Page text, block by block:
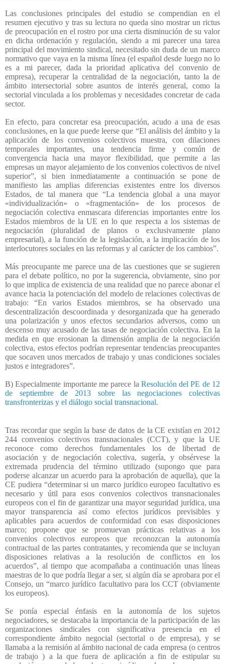
Las conclusiones principales del estudio se compendian en el
resumen ejecutivo y tras su lectura no queda sino mostrar un rictus
de preocupación en el rostro por una cierta disminución de su valor
en dicha ordenación y regulación, siendo a mi parecer una tarea
principal del movimiento sindical, necesitado sin duda de un marco
normativo que vaya en la misma línea (el español desde luego no lo
es a mi parecer, dada la prioridad aplicativa del convenio de
empresa), recuperar la centralidad de la negociación, tanto la de
ámbito intersectorial sobre asuntos de interés general, como la
sectorial vinculada a los problemas y necesidades concretar de cada
sector.
En efecto, para concretar esa preocupación, acudo a una de esas
conclusiones, en la que puede leerse que “El análisis del ámbito y la
aplicación de los convenios colectivos muestra, con dilaciones
temporales importantes, una tendencia firme y común de
convergencia hacia una mayor flexibilidad, que permite a las
empresas un mayor alejamiento de los convenios colectivos de nivel
superior”, si bien inmediatamente a continuación se pone de
manifiesto las amplias diferencias existentes entre los diversos
Estados, de tal manera que “La tendencia global a una mayor
«individualización» o «fragmentación» de los procesos de
negociación colectiva enmascara diferencias importantes entre los
Estados miembros de la UE en lo que respecta a los sistemas de
negociación (pluralidad de planos o exclusivamente plano
empresarial), a la función de la legislación, a la implicación de los
interlocutores sociales en las reformas y al carácter de los cambios”.
Más preocupante me parece una de las cuestiones que se sugieren
para el debate político, no por la sugerencia, obviamente, sino por
lo que implica de existencia de una realidad que no parece abonar el
avance hacia la potenciación del modelo de relaciones colectivas de
trabajo: “En varios Estados miembros, se ha observado una
descentralización descoordinada y desorganizada que ha generado
una polarización y unos efectos secundarios adversos, como un
descenso muy acusado de las tasas de negociación colectiva. En la
medida en que erosionan la dimensión amplia de la negociación
colectiva, estos efectos podrían representar tendencias preocupantes
que socaven unos mercados de trabajo y unas condiciones sociales
justos e integradores”.
B) Especialmente importante me parece la Resolución del PE de 12
de septiembre de 2013 sobre las negociaciones colectivas
transfronterizas y el diálogo social transnacional.
Tras recordar que según la base de datos de la CE existían en 2012
244 convenios colectivos transnacionales (CCT), y que la UE
reconoce como derechos fundamentales los de libertad de
asociación y de negociación colectiva, sugería, y obsérvese la
extremada prudencia del término utilizado (supongo que para
poderse alcanzar un acuerdo para la aprobación de aquella), que la
CE pudiera “determinar si un marco jurídico europeo facultativo es
necesario y útil para esos convenios colectivos transnacionales
europeos con el fin de garantizar una mayor seguridad jurídica, una
mayor transparencia así como efectos jurídicos previsibles y
aplicables para acuerdos de conformidad con esas disposiciones
marco; propone que se promuevan prácticas relativas a los
convenios colectivos europeos que reconozcan la autonomía
contractual de las partes contratantes, y recomienda que se incluyan
disposiciones relativas a la resolución de conflictos en los
acuerdos”, al tiempo que acompañaba a continuación unas líneas
maestras de lo que podría llegar a ser, si algún día se aprobara por el
Consejo, un “marco jurídico facultativo para los CCT (obviamente
los europeos).
Se ponía especial énfasis en la autonomía de los sujetos
negociadores, se destacaba la importancia de la participación de las
organizaciones sindicales con significativa presencia en el
correspondiente ámbito negocial (sectorial o de empresa), y se
llamaba a la remisión al ámbito nacional de cada empresa (o centros
de trabajo ) a la que fuera de aplicación a fin de estipular su